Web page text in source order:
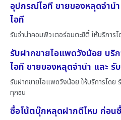
อุปกรณ์ไอที ขายของหลุดจำน
ไอที
รับจำนำคอมพิวเตอร์อมตะซิตี้ ให้บริการ
รับฝากขายไอแพดวังน้อย บริ
ไอที ขายของหลุดจำนำ และ
รับฝากขายไอแพดวังน้อย ให้บริการโดย
ทุกชน
ซื้อโน้ตบุ๊กหลุดฝากดีไหม ก่อน